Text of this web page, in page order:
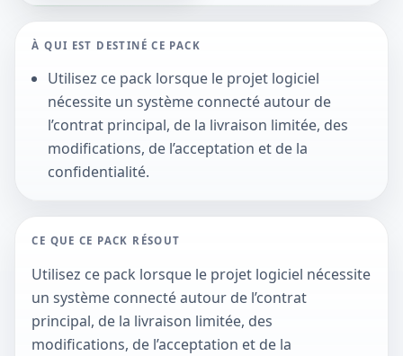
À QUI EST DESTINÉ CE PACK
Utilisez ce pack lorsque le projet logiciel
nécessite un système connecté autour de
l’contrat principal, de la livraison limitée, des
modifications, de l’acceptation et de la
confidentialité.
CE QUE CE PACK RÉSOUT
Utilisez ce pack lorsque le projet logiciel nécessite
un système connecté autour de l’contrat
principal, de la livraison limitée, des
modifications, de l’acceptation et de la